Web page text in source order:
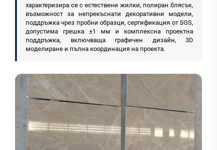
характеризира се с естествени жилки, полиран блясък,
възможност за непрекъснати декоративни модели,
поддръжка чрез пробни образци, сертификация от SGS,
допустима грешка ±1 мм и комплексна проектна
поддръжка, включваща графичен дизайн, 3D
моделиране и пълна координация на проекта.